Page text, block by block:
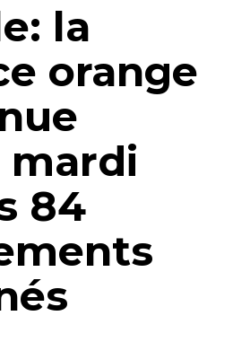
la
orange
mardi
84